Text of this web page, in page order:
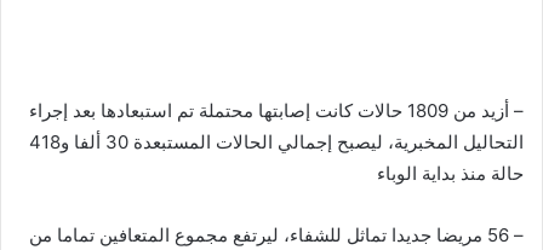
– أزيد من 1809 حالات كانت إصابتها محتملة تم استبعادها بعد إجراء
التحاليل المخبرية، ليصبح إجمالي الحالات المستبعدة 30 ألفا و418
حالة منذ بداية الوباء
– 56 مريضا جديدا تماثل للشفاء، ليرتفع مجموع المتعافين تماما من